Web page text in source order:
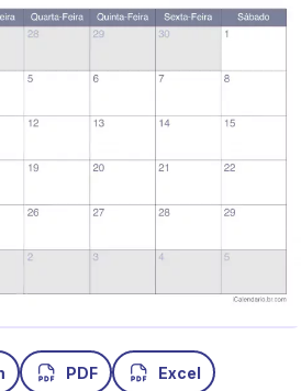
PDF Excel